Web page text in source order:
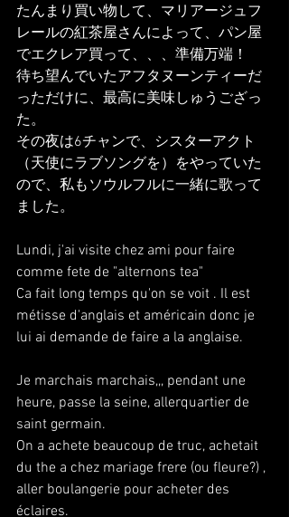
たんまり買い物して、マリアージュフ
レールの紅茶屋さんによって、パン屋
でエクレア買って、、、準備万端！
待ち望んでいたアフタヌーンティーだ
っただけに、最高に美味しゅうござっ
た。
その夜は6チャンで、シスターアクト
（天使にラブソングを）をやっていた
ので、私もソウルフルに一緒に歌って
ました。
Lundi, j'ai visite chez ami pour faire
comme fete de "alternons tea"
Ca fait long temps qu'on se voit . Il est
métisse d'anglais et américain donc je
lui ai demande de faire a la anglaise.
Je marchais marchais,,, pendant une
heure, passe la seine, allerquartier de
saint germain.
On a achete beaucoup de truc, achetait
du the a chez mariage frere (ou fleure?) ,
aller boulangerie pour acheter des
éclaires.